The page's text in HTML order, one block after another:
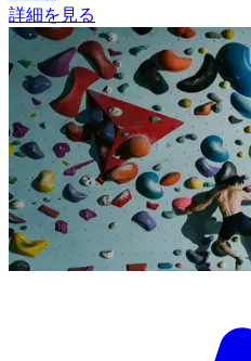
詳細を見る